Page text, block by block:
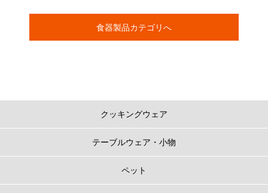
食器製品カテゴリへ
クッキングウェア
テーブルウェア・小物
ペット